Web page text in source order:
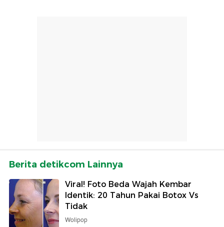
Berita detikcom Lainnya
Viral! Foto Beda Wajah Kembar
Identik: 20 Tahun Pakai Botox Vs
Tidak
Wolipop